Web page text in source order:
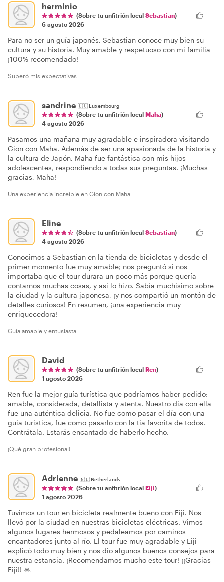
herminio
(Sobre tu anfitrión local Sebastian)
6 agosto 2026
Para no ser un guía japonés, Sebastian conoce muy bien su
cultura y su historia. Muy amable y respetuoso con mi familia
¡100% recomendado!
Superó mis expectativas
sandrine 🇱🇺Luxembourg
(Sobre tu anfitrión local Maha)
4 agosto 2026
Pasamos una mañana muy agradable e inspiradora visitando
Gion con Maha. Además de ser una apasionada de la historia y
la cultura de Japón, Maha fue fantástica con mis hijos
adolescentes, respondiendo a todas sus preguntas. ¡Muchas
gracias, Maha!
Una experiencia increíble en Gion con Maha
Eline
(Sobre tu anfitrión local Sebastian)
4 agosto 2026
Conocimos a Sebastian en la tienda de bicicletas y desde el
primer momento fue muy amable; nos preguntó si nos
importaba que el tour durara un poco más porque quería
contarnos muchas cosas, y así lo hizo. Sabía muchísimo sobre
la ciudad y la cultura japonesa, ¡y nos compartió un montón de
detalles curiosos! En resumen, ¡una experiencia muy
enriquecedora!
Guía amable y entusiasta
David
(Sobre tu anfitrión local Ren)
1 agosto 2026
Ren fue la mejor guía turística que podríamos haber pedido:
amable, considerada, detallista y atenta. Nuestro día con ella
fue una auténtica delicia. No fue como pasar el día con una
guía turística, fue como pasarlo con la tía favorita de todos.
Contrátala. Estarás encantado de haberlo hecho.
¡Qué gran profesional!
Adrienne 🇳🇱Netherlands
(Sobre tu anfitrión local Eiji)
1 agosto 2026
Tuvimos un tour en bicicleta realmente bueno con Eiji. Nos
llevó por la ciudad en nuestras bicicletas eléctricas. Vimos
algunos lugares hermosos y pedaleamos por caminos
encantadores junto al río. El tour fue muy agradable y Eiji
explicó todo muy bien y nos dio algunos buenos consejos para
nuestra estancia. ¡Recomendamos mucho este tour! ¡¡Gracias
Eiji!! 🙏